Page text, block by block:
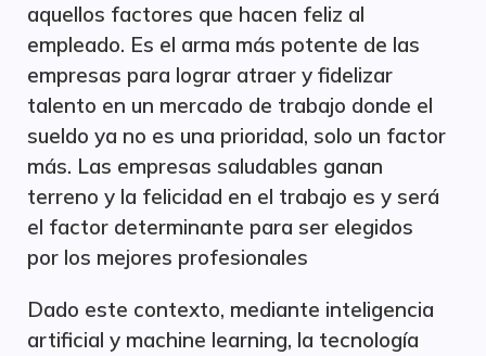
aquellos factores que hacen feliz al
empleado. Es el arma más potente de las
empresas para lograr atraer y fidelizar
talento en un mercado de trabajo donde el
sueldo ya no es una prioridad, solo un factor
más. Las empresas saludables ganan
terreno y la felicidad en el trabajo es y será
el factor determinante para ser elegidos
por los mejores profesionales
Dado este contexto, mediante inteligencia
artificial y machine learning, la tecnología